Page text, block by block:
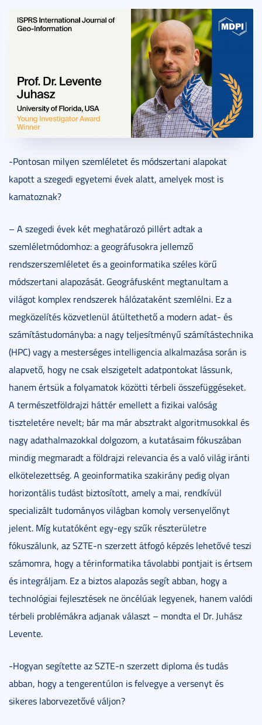
-Pontosan milyen szemléletet és módszertani alapokat
kapott a szegedi egyetemi évek alatt, amelyek most is
kamatoznak?
– A szegedi évek két meghatározó pillért adtak a
szemléletmódomhoz: a geográfusokra jellemző
rendszerszemléletet és a geoinformatika széles körű
módszertani alapozását. Geográfusként megtanultam a
világot komplex rendszerek hálózataként szemlélni. Ez a
megközelítés közvetlenül átültethető a modern adat- és
számítástudományba: a nagy teljesítményű számítástechnika
(HPC) vagy a mesterséges intelligencia alkalmazása során is
alapvető, hogy ne csak elszigetelt adatpontokat lássunk,
hanem értsük a folyamatok közötti térbeli összefüggéseket.
A természetföldrajzi háttér emellett a fizikai valóság
tiszteletére nevelt; bár ma már absztrakt algoritmusokkal és
nagy adathalmazokkal dolgozom, a kutatásaim fókuszában
mindig megmaradt a földrajzi relevancia és a való világ iránti
elkötelezettség. A geoinformatika szakirány pedig olyan
horizontális tudást biztosított, amely a mai, rendkívül
specializált tudományos világban komoly versenyelőnyt
jelent. Míg kutatóként egy-egy szűk részterületre
fókuszálunk, az SZTE-n szerzett átfogó képzés lehetővé teszi
számomra, hogy a térinformatika távolabbi pontjait is értsem
és integráljam. Ez a biztos alapozás segít abban, hogy a
technológiai fejlesztések ne öncélúak legyenek, hanem valódi
térbeli problémákra adjanak választ – mondta el Dr. Juhász
Levente.
-Hogyan segítette az SZTE-n szerzett diploma és tudás
abban, hogy a tengerentúlon is felvegye a versenyt és
sikeres laborvezetővé váljon?